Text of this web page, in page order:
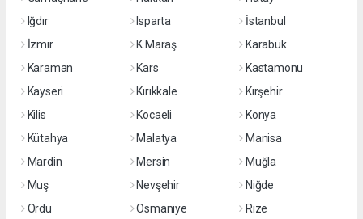
Iğdır
Isparta
İstanbul
İzmir
K.Maraş
Karabük
Karaman
Kars
Kastamonu
Kayseri
Kırıkkale
Kırşehir
Kilis
Kocaeli
Konya
Kütahya
Malatya
Manisa
Mardin
Mersin
Muğla
Muş
Nevşehir
Niğde
Ordu
Osmaniye Rize